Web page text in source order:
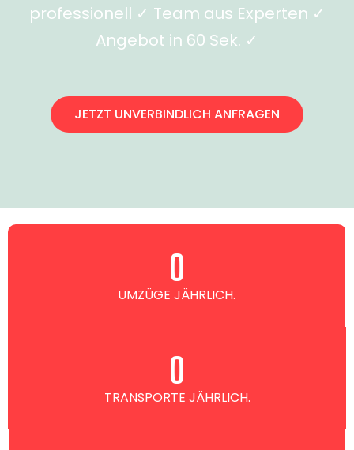
professionell ✓ Team aus Experten ✓
Angebot in 60 Sek. ✓
JETZT UNVERBINDLICH ANFRAGEN
UMZÜGE JÄHRLICH.
0
TRANSPORTE JÄHRLICH.
0